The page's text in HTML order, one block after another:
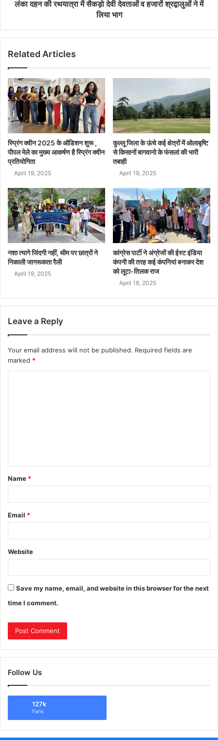
लंका दहन की रथयात्रा में सैकड़ो देवी देवताओं व हजारों श्रद्वालुओं ने में
लिया भाग
Related Articles
स्प्रिंग क्वीन 2025 के ऑडिशन शुरू ,
पीपल मेले का मुख्य आकर्षण है स्प्रिंग क्वीन
प्रतियोगिता
April 19, 2025
कुल्लू जिला के ऊंचे कई क्षेत्रों में ओलाबृष्टि
से किसानों बागवानो के फंसलां की भारी
तबाही
April 19, 2025
नशा त्यागे जिंदगी नहीं, थीम पर छात्रों ने
निकाली जागरूकता रैली
April 19, 2025
कांग्रेस पार्टी ने अंग्रेजों की ईस्ट इंडिया
कंपनी की तरह कई कंपनियां बनाकर देश
को लूटा-तिलक राज
April 18, 2025
Leave a Reply
Your email address will not be published. Required fields are
marked *
Name *
Email *
Website
Save my name, email, and website in this browser for the next
time I comment.
Follow Us
127k
Fans